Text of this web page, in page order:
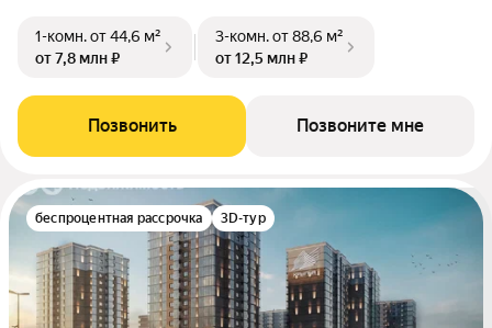
1-комн.от 44,6 м²
от 7,8 млн ₽
3-комн.от 88,6 м²
от 12,5 млн ₽
Позвонить Позвоните мне
беспроцентная рассрочка 3D-тур